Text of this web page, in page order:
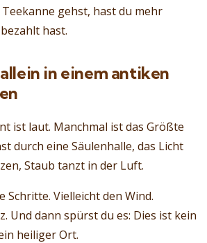
gehst, hast du mehr
hast.
in einem antiken
ist laut. Manchmal ist das Größte
durch eine Säulenhalle, das Licht
Staub tanzt in der Luft.
Schritte. Vielleicht den Wind.
Und dann spürst du es: Dies ist kein
heiliger Ort.